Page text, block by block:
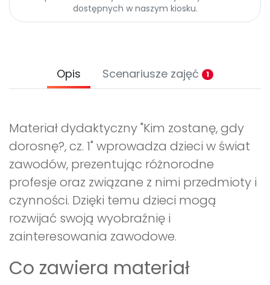
dostępnych w naszym kiosku.
Opis Scenariusze zajęć 1
Materiał dydaktyczny "Kim zostanę, gdy
dorosnę?, cz. 1" wprowadza dzieci w świat
zawodów, prezentując różnorodne
profesje oraz związane z nimi przedmioty i
czynności. Dzięki temu dzieci mogą
rozwijać swoją wyobraźnię i
zainteresowania zawodowe.
Co zawiera materiał